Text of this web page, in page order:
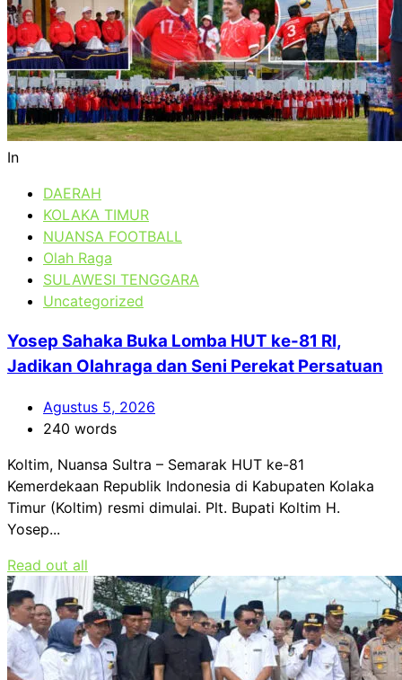
In
DAERAH
KOLAKA TIMUR
NUANSA FOOTBALL
Olah Raga
SULAWESI TENGGARA
Uncategorized
Yosep Sahaka Buka Lomba HUT ke-81 RI,
Jadikan Olahraga dan Seni Perekat Persatuan
Agustus 5, 2026
240 words
Koltim, Nuansa Sultra – Semarak HUT ke-81
Kemerdekaan Republik Indonesia di Kabupaten Kolaka
Timur (Koltim) resmi dimulai. Plt. Bupati Koltim H.
Yosep...
Read out all